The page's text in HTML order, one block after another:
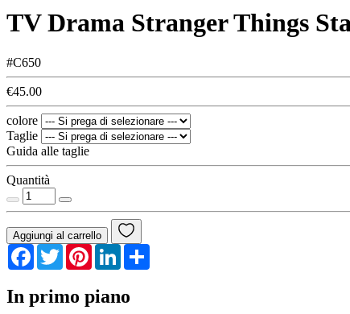
TV Drama Stranger Things
#C650
€45.00
colore
Taglie
Guida alle taglie
Quantità
Aggiungi al carrello
Facebook
TwitterPinterestLinkedIn
In primo piano